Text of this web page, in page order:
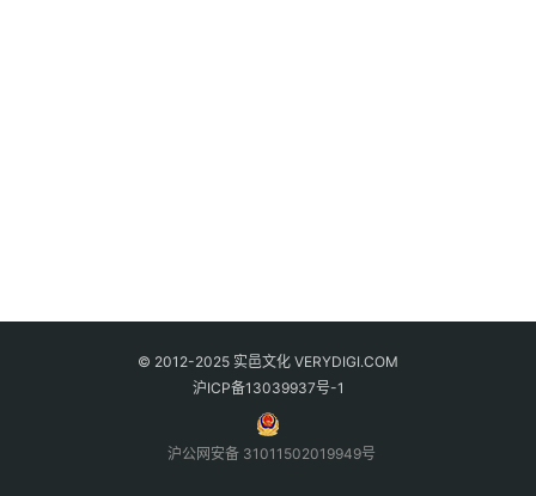
© 2012-2025 实邑文化 VERYDIGI.COM
沪ICP备13039937号-1
沪公网安备 31011502019949号